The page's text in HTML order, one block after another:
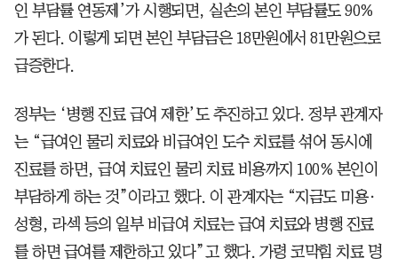
인 부담률 연동제’가 시행되면, 실손의 본인 부담률도 90%
가 된다. 이렇게 되면 본인 부담금은 18만원에서 81만원으로
급증한다.
정부는 ‘병행 진료 급여 제한’도 추진하고 있다. 정부 관계자
는 “급여인 물리 치료와 비급여인 도수 치료를 섞어 동시에
진료를 하면, 급여 치료인 물리 치료 비용까지 100% 본인이
부담하게 하는 것”이라고 했다. 이 관계자는 “지금도 미용·
성형, 라섹 등의 일부 비급여 치료는 급여 치료와 병행 진료
를 하면 급여를 제한하고 있다”고 했다. 가령 코막힘 치료 명